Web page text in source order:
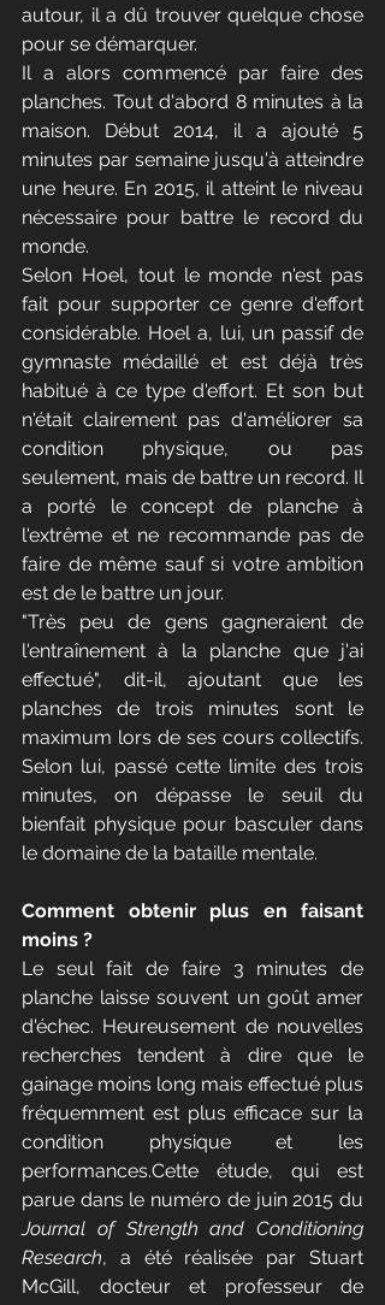
autour, il a dû trouver quelque chose
pour se démarquer.
Il a alors commencé par faire des
planches. Tout d'abord 8 minutes à la
maison. Début 2014, il a ajouté 5
minutes par semaine jusqu'à atteindre
une heure. En 2015, il atteint le niveau
nécessaire pour battre le record du
monde.
Selon Hoel, tout le monde n'est pas
fait pour supporter ce genre d'effort
considérable. Hoel a, lui, un passif de
gymnaste médaillé et est déjà très
habitué à ce type d'effort. Et son but
n'était clairement pas d'améliorer sa
condition physique, ou pas
seulement, mais de battre un record. Il
a porté le concept de planche à
l'extrême et ne recommande pas de
faire de même sauf si votre ambition
est de le battre un jour.
"Très peu de gens gagneraient de
l'entraînement à la planche que j'ai
effectué", dit-il, ajoutant que les
planches de trois minutes sont le
maximum lors de ses cours collectifs.
Selon lui, passé cette limite des trois
minutes, on dépasse le seuil du
bienfait physique pour basculer dans
le domaine de la bataille mentale.
Comment obtenir plus en faisant
moins ?
Le seul fait de faire 3 minutes de
planche laisse souvent un goût amer
d'échec. Heureusement de nouvelles
recherches tendent à dire que le
gainage moins long mais effectué plus
fréquemment est plus efficace sur la
condition physique et les
performances.Cette étude, qui est
Journal of Strength and Conditioning
Research, a été réalisée par Stuart
McGill, docteur et professeur de